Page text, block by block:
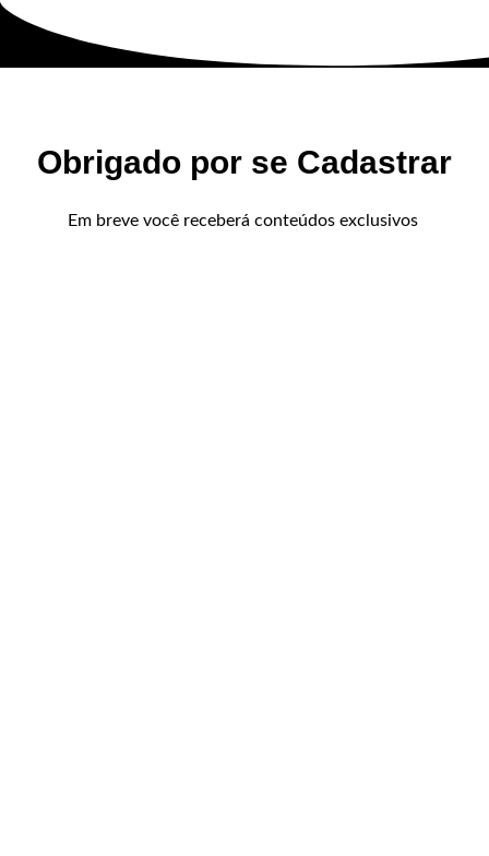
Obrigado por se Cadastrar
Em breve você receberá conteúdos exclusivos